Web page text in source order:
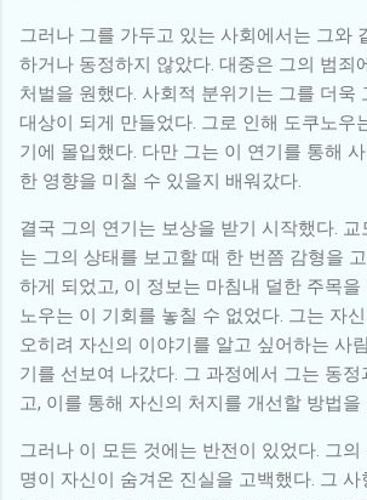
그러나 그를 가두고 있는 사회에서는 그와
하거나 동정하지 않았다. 대중은 그의 범죄
처벌을 원했다. 사회적 분위기는 그를 더욱
대상이 되게 만들었다. 그로 인해 도쿠노우
기에 몰입했다. 다만 그는 이 연기를 통해
한 영향을 미칠 수 있을지 배워갔다.
결국 그의 연기는 보상을 받기 시작했다.
는 그의 상태를 보고할 때 한 번쯤 감형을
하게 되었고, 이 정보는 마침내 덜한 주목을
노우는 이 기회를 놓칠 수 없었다. 그는 자
오히려 자신의 이야기를 알고 싶어하는 사
기를 선보여 나갔다. 그 과정에서 그는 동
고, 이를 통해 자신의 처지를 개선할 방법을
그러나 이 모든 것에는 반전이 있었다. 그
명이 자신이 숨겨온 진실을 고백했다. 그